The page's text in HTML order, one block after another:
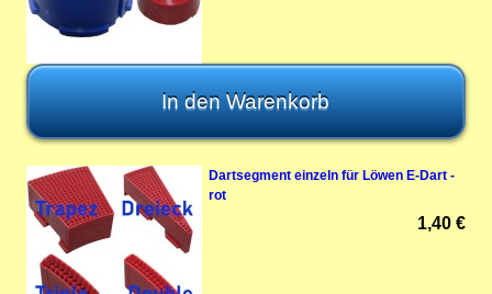
Dartsegment einzeln für Löwen E-Dart -
rot
1,40 €